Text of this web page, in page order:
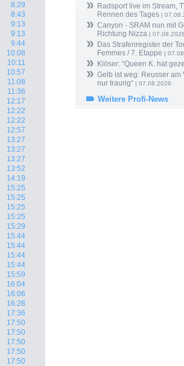
8:29
8:43
9:13
9:13
9:44
10:08
10:11
10:57
11:08
11:36
12:17
12:22
12:22
12:57
13:27
13:27
13:27
13:52
14:19
15:25
15:25
15:25
15:25
15:29
15:44
15:44
15:44
15:44
15:59
16:04
16:06
16:28
17:36
17:50
17:50
17:50
17:50
17:50
Radsport live im Stream,
Rennen des Tages |
Canyon - SRAM nun mit
Richtung Nizza | 07.08.2026
Das Strafenregister der
Femmes / 7. Etappe |
Klöser: “Queen K. hat
Gelb ist weg: Reusser am
nur traurig“ | 07.08.2026
Weitere Profi-News